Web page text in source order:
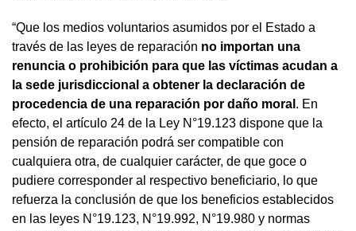
“Que los medios voluntarios asumidos por el Estado a
través de las leyes de reparación no importan una
renuncia o prohibición para que las víctimas acudan a
la sede jurisdiccional a obtener la declaración de
procedencia de una reparación por daño moral . En
efecto, el artículo 24 de la Ley N°19.123 dispone que la
pensión de reparación podrá ser compatible con
cualquiera otra, de cualquier carácter, de que goce o
pudiere corresponder al respectivo beneficiario, lo que
refuerza la conclusión de que los beneficios establecidos
en las leyes N°19.123, N°19.992, N°19.980 y normas